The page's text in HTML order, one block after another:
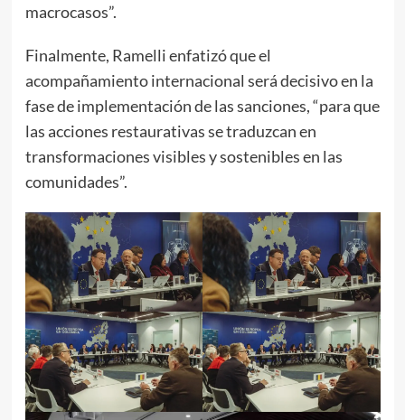
macrocasos”.
Finalmente, Ramelli enfatizó que el
acompañamiento internacional será decisivo en la
fase de implementación de las sanciones, “para que
las acciones restaurativas se traduzcan en
transformaciones visibles y sostenibles en las
comunidades”.